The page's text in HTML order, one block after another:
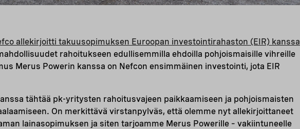
allekirjoitti takuusopimuksen Euroopan investointirahaston (EIR) kanssa
rahoitukseen edullisemmilla ehdoilla pohjoismaisille vihreille
Merus Powerin kanssa on Nefcon ensimmäinen investointi, jota EIR
tähtää pk-yritysten rahoitusvajeen paikkaamiseen ja pohjoismaisten
On merkittävä virstanpylväs, että olemme nyt allekirjoittaneet
lainasopimuksen ja siten tarjoamme Merus Powerille – vakiintuneelle